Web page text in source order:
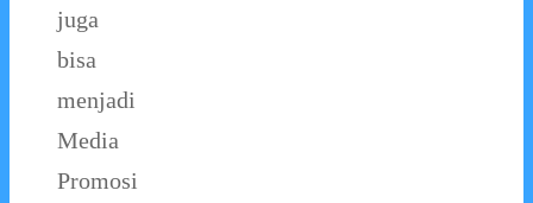
juga
bisa
menjadi
Media
Promosi